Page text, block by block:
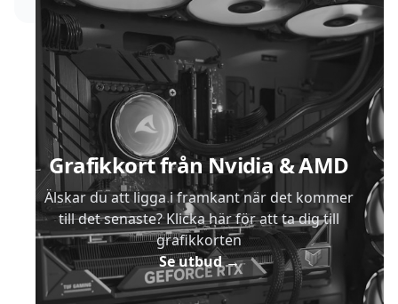
Grafikkort från Nvidia & AMD
Älskar du att ligga i framkant när det kommer
till det senaste? Klicka här för att ta dig till
grafikkorten
Se utbud→